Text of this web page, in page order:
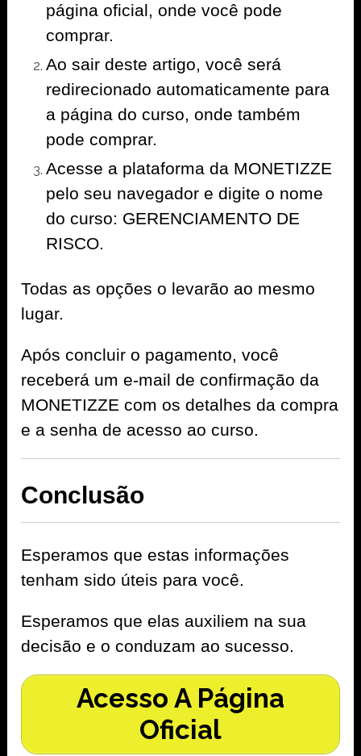
página oficial, onde você pode
comprar.
Ao sair deste artigo, você será
redirecionado automaticamente para
a página do curso, onde também
pode comprar.
Acesse a plataforma da MONETIZZE
pelo seu navegador e digite o nome
do curso: GERENCIAMENTO DE
RISCO.
Todas as opções o levarão ao mesmo
lugar.
Após concluir o pagamento, você
receberá um e-mail de confirmação da
MONETIZZE com os detalhes da compra
e a senha de acesso ao curso.
Conclusão
Esperamos que estas informações
tenham sido úteis para você.
Esperamos que elas auxiliem na sua
decisão e o conduzam ao sucesso.
Acesso A Página
Oficial